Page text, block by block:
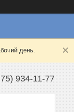
день.
934-11-77